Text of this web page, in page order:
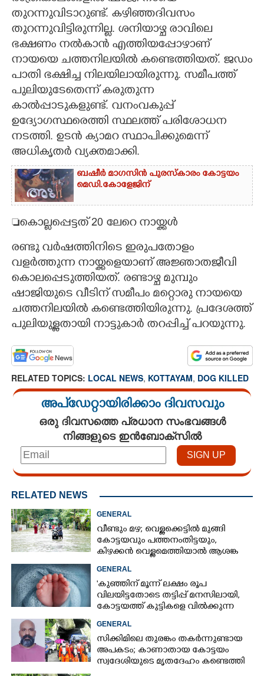
CONTACT US
തുറന്നുവിടാറുണ്ട്. കഴിഞ്ഞദിവസം
തുറന്നുവിട്ടിരുന്നില്ല. ശനിയാഴ്ച രാവിലെ
ഭക്ഷണം നൽകാൻ എത്തിയപ്പോഴാണ്
നായയെ ചത്തനിലയിൽ കണ്ടെത്തിയത്. ജഡം
പാതി ഭക്ഷിച്ച നിലയിലായിരുന്നു. സമീപത്ത്
പുലിയുടേതെന്ന് കരുതുന്ന
കാൽപ്പാടുകളുണ്ട്. വനംവകുപ്പ്
ഉദ്യോഗസ്ഥരെത്തി സ്ഥലത്ത് പരിശോധന
നടത്തി. ഉടൻ ക്യാമറ സ്ഥാപിക്കുമെന്ന്
അധികൃതർ വ്യക്തമാക്കി.
ബഷീർ മാഗസിൻ പുരസ്കാരം കോട്ടയം
മെഡി.കോളേജിന്
കൊല്ലപ്പെട്ടത് 20 ലേറെ നായ്ക്കൾ
രണ്ടു വർഷത്തിനിടെ ഇരുപതോളം
വളർത്തുന്ന നായ്ക്കളെയാണ് അജ്ഞാതജീവി
കൊലപ്പെടുത്തിയത്. രണ്ടാഴ്ച മുമ്പും
ഷാജിയുടെ വീടിന് സമീപം മറ്റൊരു നായയെ
ചത്തനിലയിൽ കണ്ടെത്തിയിരുന്നു. പ്രദേശത്ത്
പുലിയുള്ളതായി നാട്ടുകാർ തറപ്പിച്ച് പറയുന്നു.
RELATED TOPICS: LOCAL NEWS, KOTTAYAM, DOG KILLED
അപ്ഡേറ്റായിരിക്കാം ദിവസവും
ഒരു ദിവസത്തെ പ്രധാന സംഭവങ്ങൾ
നിങ്ങളുടെ ഇൻബോക്സിൽ
RELATED NEWS
GENERAL
വീണ്ടും മഴ; വെള്ളക്കെട്ടിൽ മുങ്ങി
കോട്ടയവും പത്തനംതിട്ടയും,
കിഴക്കൻ വെള്ളമെത്തിയാൽ ആശങ്ക
GENERAL
'കുഞ്ഞിന് മൂന്ന് ലക്ഷം രൂപ
വിലയിട്ടതോടെ തട്ടിപ്പ് മനസിലായി,
കോട്ടയത്ത് കുട്ടികളെ വിൽക്കുന്ന
വെളിപ്പെടുത്തലുമായി ഗർഭിണി
GENERAL
സിക്കിമിലെ തുരങ്കം തകർന്നുണ്ടായ
അപകടം; കാണാതായ കോട്ടയം
സ്വദേശിയുടെ മൃതദേഹം കണ്ടെത്തി